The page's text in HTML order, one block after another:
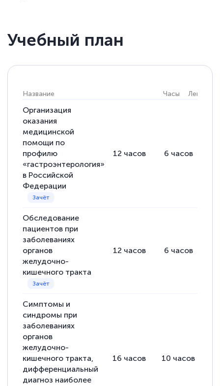
Учебный план
Название Часы Лекции
Организация
оказания
медицинской
помощи по
профилю
«гастроэнтерология»
в Российской
Федерации
12 часов 6 часов
Обследование
пациентов при
заболеваниях
органов
желудочно-
кишечного тракта
12 часов 6 часов
Симптомы и
синдромы при
заболеваниях
органов
желудочно-
кишечного тракта,
дифференциальный
диагноз наиболее
16 часов 10 часов